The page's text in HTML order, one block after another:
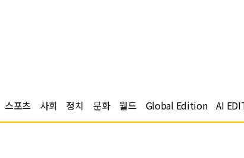
스포츠 사회 정치 문화 월드 Global Edition AI